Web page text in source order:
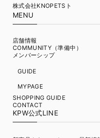
株式会社KNOPETSト
MENU
店舗情報
COMMUNITY（準備中）
メンバーシップ
GUIDE
MYPAGE
SHOPPING GUIDE
CONTACT
KPW公式LINE